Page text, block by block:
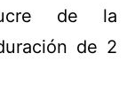
de la
de 2